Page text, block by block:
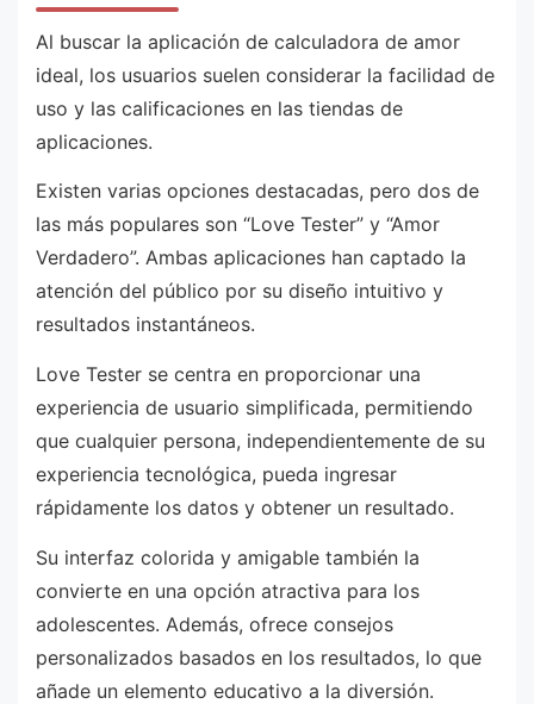
Al buscar la aplicación de calculadora de amor
ideal, los usuarios suelen considerar la facilidad de
uso y las calificaciones en las tiendas de
aplicaciones.
Existen varias opciones destacadas, pero dos de
las más populares son “Love Tester” y “Amor
Verdadero”. Ambas aplicaciones han captado la
atención del público por su diseño intuitivo y
resultados instantáneos.
Love Tester se centra en proporcionar una
experiencia de usuario simplificada, permitiendo
que cualquier persona, independientemente de su
experiencia tecnológica, pueda ingresar
rápidamente los datos y obtener un resultado.
Su interfaz colorida y amigable también la
convierte en una opción atractiva para los
adolescentes. Además, ofrece consejos
personalizados basados en los resultados, lo que
añade un elemento educativo a la diversión.